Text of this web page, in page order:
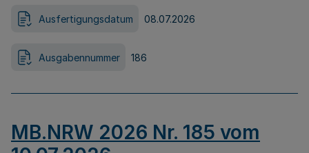
Ausfertigungsdatum 08.07.2026
Ausgabennummer 186
MB.NRW 2026 Nr. 185 vom